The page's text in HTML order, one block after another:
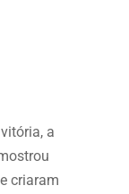
a
criaram